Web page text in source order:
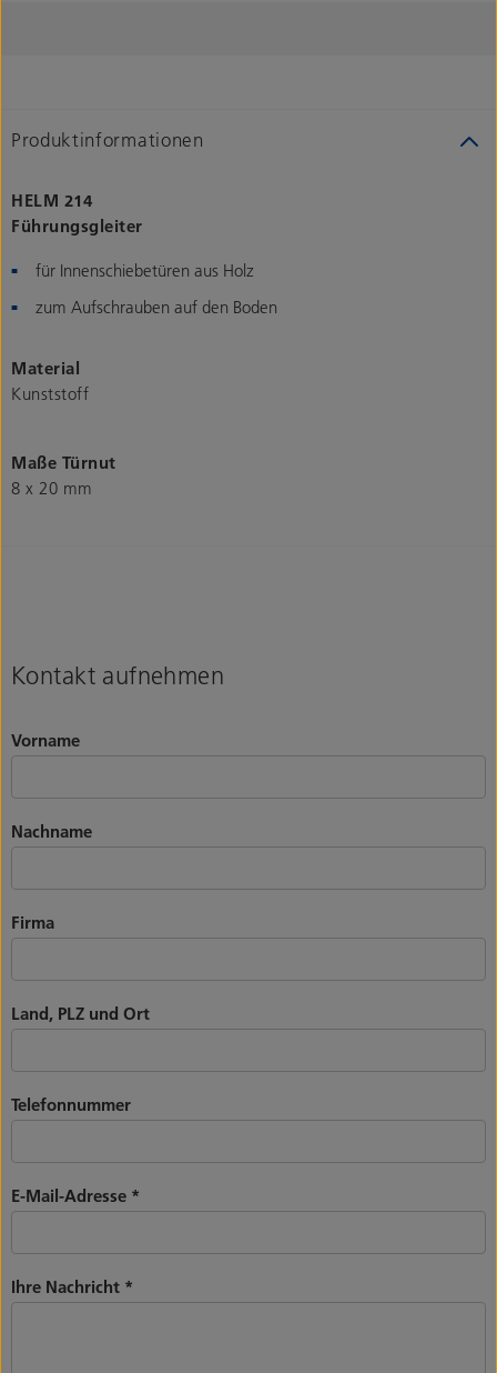
Produktinformationen
HELM 214
Führungsgleiter
für Innenschiebetüren aus Holz
zum Aufschrauben auf den Boden
Material
Kunststoff
Maße Türnut
8 x 20 mm
Kontakt aufnehmen
Vorname
Nachname
Firma
Land, PLZ und Ort
Telefonnummer
E-Mail-Adresse *
Ihre Nachricht *